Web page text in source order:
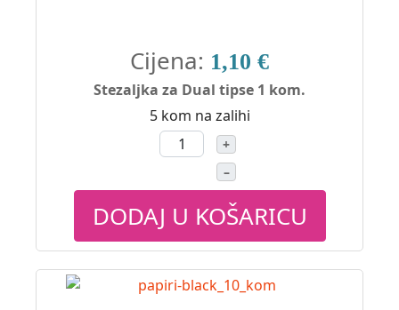
Cijena: 1,10 €
Stezaljka za Dual tipse 1 kom.
5 kom na zalihi
+
–
DODAJ U KOŠARICU